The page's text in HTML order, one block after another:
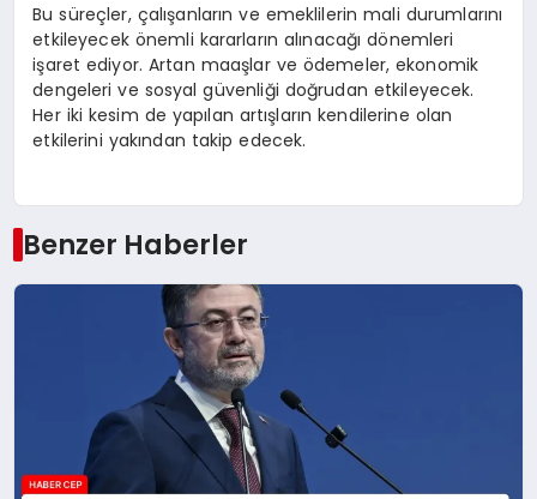
Bu süreçler, çalışanların ve emeklilerin mali durumlarını
etkileyecek önemli kararların alınacağı dönemleri
işaret ediyor. Artan maaşlar ve ödemeler, ekonomik
dengeleri ve sosyal güvenliği doğrudan etkileyecek.
Her iki kesim de yapılan artışların kendilerine olan
etkilerini yakından takip edecek.
Benzer Haberler